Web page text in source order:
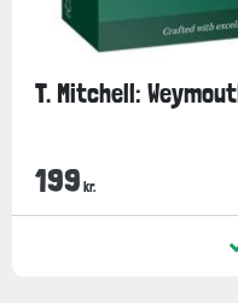
T. Mitchell:
199 kr.